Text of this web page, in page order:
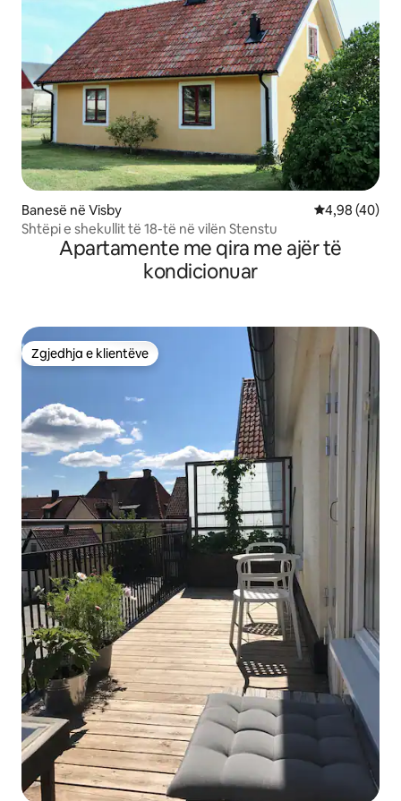
Banesë në Visby Vlerësimi
4,98 (40)
Shtëpi e shekullit të 18-të në vilën Stenstu
Apartamente me qira me ajër të
kondicionuar
Zgjedhja e klientëve
Zgjedhja e klientëve